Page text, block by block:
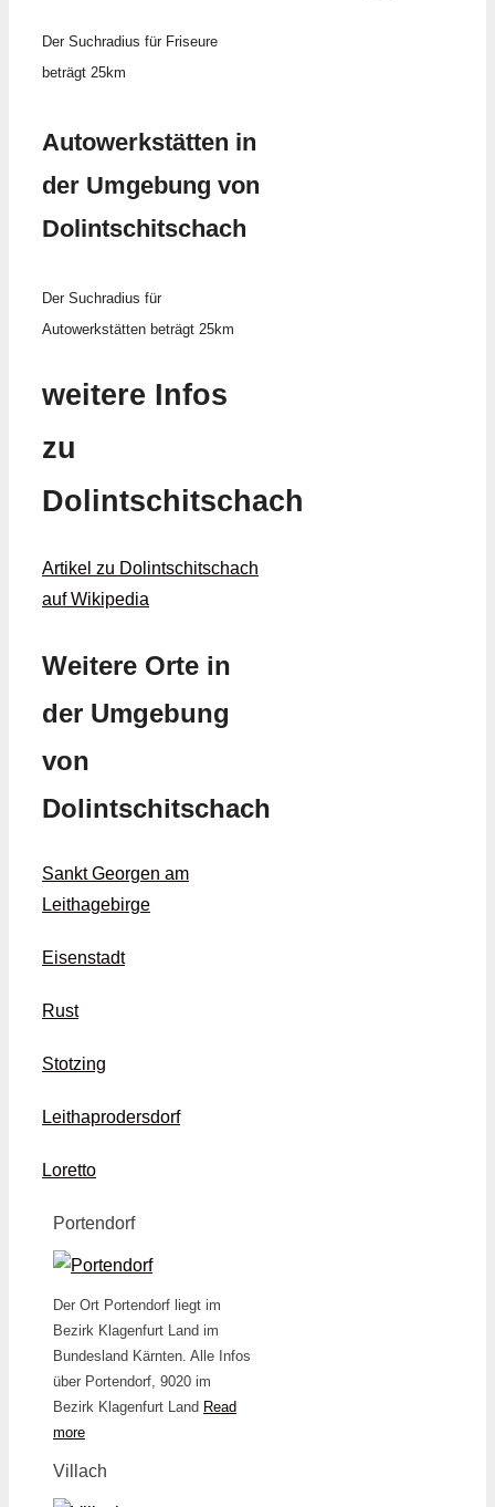
Der Suchradius für Friseure
beträgt 25km
Autowerkstätten in
der Umgebung von
Dolintschitschach
Der Suchradius für
Autowerkstätten beträgt 25km
weitere Infos
zu
Dolintschitschach
Artikel zu Dolintschitschach
auf Wikipedia
Weitere Orte in
der Umgebung
von
Dolintschitschach
Sankt Georgen am
Leithagebirge
Eisenstadt
Rust
Stotzing
Leithaprodersdorf
Loretto
Portendorf
Der Ort Portendorf liegt im
Bezirk Klagenfurt Land im
Bundesland Kärnten. Alle Infos
über Portendorf, 9020 im
Bezirk Klagenfurt Land Read
more
Villach